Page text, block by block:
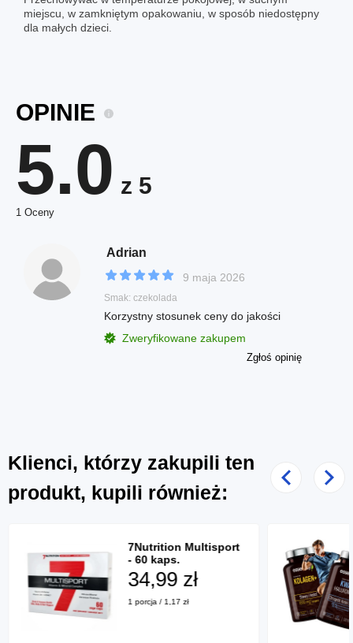
miejscu, w zamkniętym opakowaniu, w sposób niedostępny
dla małych dzieci.
OPINIE
5.0 z 5
1 Oceny
Adrian
9 maja 2026
Smak: czekolada
Korzystny stosunek ceny do jakości
Zweryfikowane zakupem
Zgłoś opinię
Klienci, którzy zakupili ten
produkt, kupili również:
Poprzedni
7Nutrition Multisport
- 60 kaps.
34,99 zł
1 porcja / 1,17 zł